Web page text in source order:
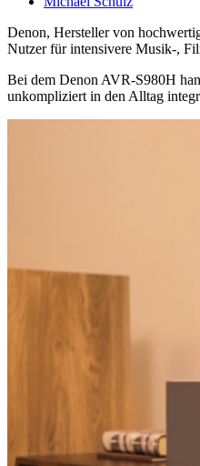
Denon, Hersteller von
Nutzer für intensivere Musik-,
Bei dem Denon AVR-S980H
unkompliziert in den Alltag